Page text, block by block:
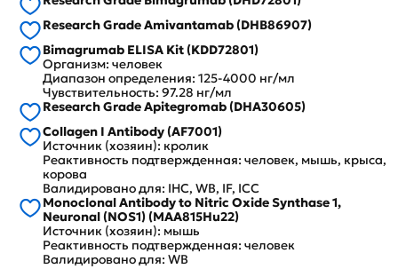
Research Grade Amivantamab (DHB86907)
Bimagrumab ELISA Kit (KDD72801)
Организм: человек
Диапазон определения: 125-4000 нг/мл
Чувствительность: 97.28 нг/мл
Research Grade Apitegromab (DHA30605)
Collagen I Antibody (AF7001)
Источник (хозяин): кролик
Реактивность подтвержденная: человек, мышь, крыса,
корова
Валидировано для: IHC, WB, IF, ICC
Monoclonal Antibody to Nitric Oxide Synthase 1,
Neuronal (NOS1) (MAA815Hu22)
Источник (хозяин): мышь
Реактивность подтвержденная: человек
Валидировано для: WB